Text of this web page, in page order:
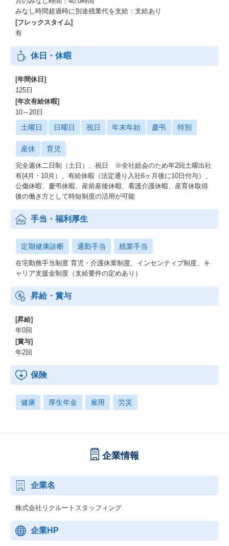
みなし時間超過時に別途残業代を支給：支給あり
[フレックスタイム]
有
休日・休暇
[年間休日]
125日
[年次有給休暇]
10～20日
土曜日 日曜日 祝日 年末年始 慶弔 特別
産休 育児
完全週休二日制（土日）、祝日 ※全社総会のため年2回土曜出社
有(4月・10月）、有給休暇（法定通り入社6ヶ月後に10日付与）、
公傷休暇、慶弔休暇、産前産後休暇、看護介護休暇、産育休取得
後の働き方として時短制度の活用が可能
手当・福利厚生
定期健康診断 通勤手当 残業手当
在宅勤務手当制度 育児・介護休業制度、インセンティブ制度、キ
ャリア支援金制度（支給要件の定めあり）
昇給・賞与
[昇給]
年0回
[賞与]
年2回
保険
健康 厚生年金 雇用 労災
企業情報
企業名
株式会社リクルートスタッフィング
企業HP